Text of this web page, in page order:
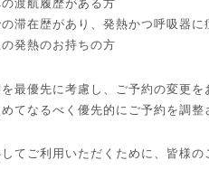
渡航履歴がある方
滞在歴があり、発熱かつ呼吸器
発熱のお持ちの方
最優先に考慮し、ご予約の変更を
てなるべく優先的にご予約を調整
てご利用いただくために、皆様の